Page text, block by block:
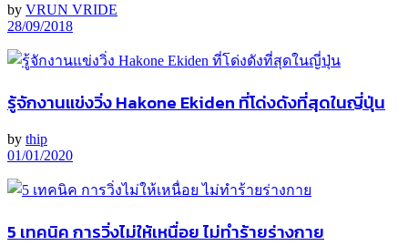
by VRUN VRIDE
28/09/2018
รู้จักงานแข่งวิ่ง Hakone Ekiden ที่โด่งดังที่สุดในญี่ปุ่น
by thip
01/01/2020
5 เทคนิค การวิ่งไม่ให้เหนื่อย ไม่ทำร้ายร่างกาย